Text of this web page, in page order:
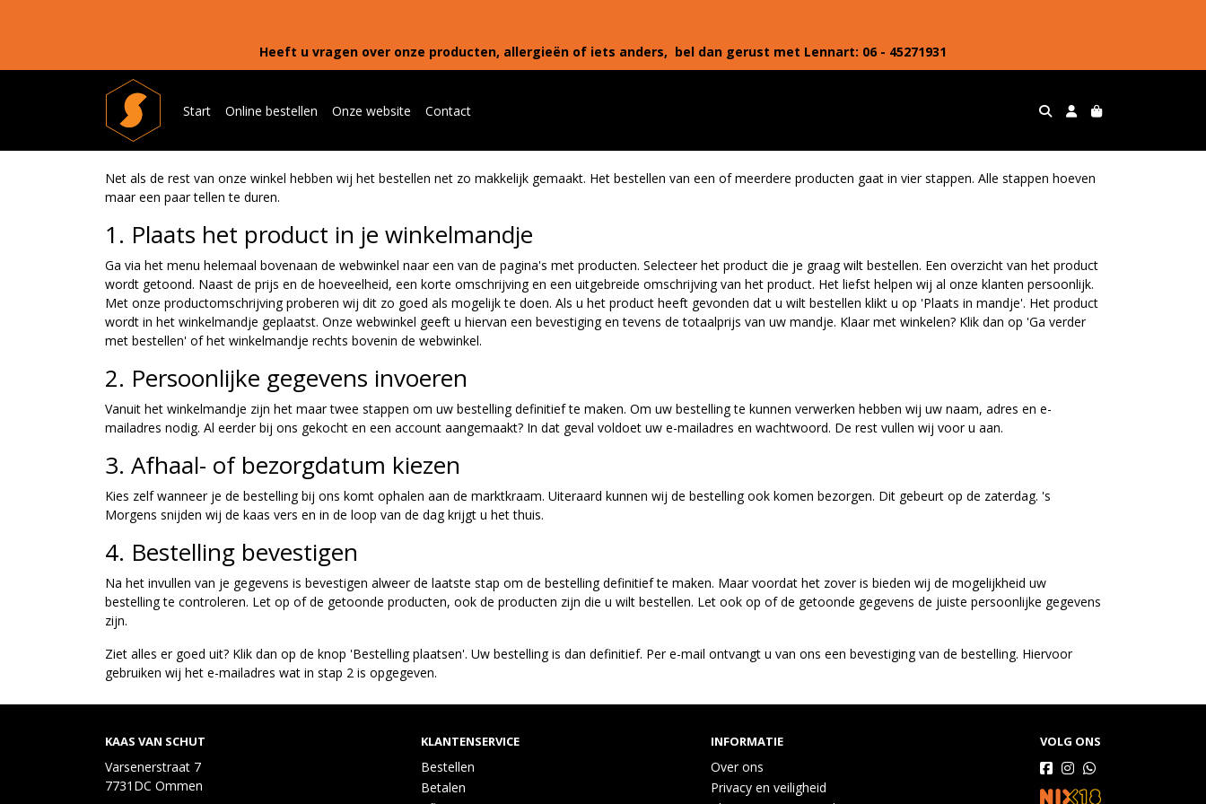
Heeft u vragen over onze producten, allergieën of iets anders, bel dan gerust met Lennart: 06 - 45271931
Start Online bestellen Onze website Contact
Net als de rest van onze winkel hebben wij het bestellen net zo makkelijk gemaakt. Het bestellen van een of meerdere producten gaat in vier stappen. Alle stappen hoeven
maar een paar tellen te duren.
1. Plaats het product in je winkelmandje
Ga via het menu helemaal bovenaan de webwinkel naar een van de pagina's met producten. Selecteer het product die je graag wilt bestellen. Een overzicht van het product
wordt getoond. Naast de prijs en de hoeveelheid, een korte omschrijving en een uitgebreide omschrijving van het product. Het liefst helpen wij al onze klanten persoonlijk.
Met onze productomschrijving proberen wij dit zo goed als mogelijk te doen. Als u het product heeft gevonden dat u wilt bestellen klikt u op 'Plaats in mandje'. Het product
wordt in het winkelmandje geplaatst. Onze webwinkel geeft u hiervan een bevestiging en tevens de totaalprijs van uw mandje. Klaar met winkelen? Klik dan op 'Ga verder
met bestellen' of het winkelmandje rechts bovenin de webwinkel.
2. Persoonlijke gegevens invoeren
Vanuit het winkelmandje zijn het maar twee stappen om uw bestelling definitief te maken. Om uw bestelling te kunnen verwerken hebben wij uw naam, adres en e-
mailadres nodig. Al eerder bij ons gekocht en een account aangemaakt? In dat geval voldoet uw e-mailadres en wachtwoord. De rest vullen wij voor u aan.
3. Afhaal- of bezorgdatum kiezen
Kies zelf wanneer je de bestelling bij ons komt ophalen aan de marktkraam. Uiteraard kunnen wij de bestelling ook komen bezorgen. Dit gebeurt op de zaterdag. 's
Morgens snijden wij de kaas vers en in de loop van de dag krijgt u het thuis.
4. Bestelling bevestigen
Na het invullen van je gegevens is bevestigen alweer de laatste stap om de bestelling definitief te maken. Maar voordat het zover is bieden wij de mogelijkheid uw
bestelling te controleren. Let op of de getoonde producten, ook de producten zijn die u wilt bestellen. Let ook op of de getoonde gegevens de juiste persoonlijke gegevens
zijn.
Ziet alles er goed uit? Klik dan op de knop 'Bestelling plaatsen'. Uw bestelling is dan definitief. Per e-mail ontvangt u van ons een bevestiging van de bestelling. Hiervoor
gebruiken wij het e-mailadres wat in stap 2 is opgegeven.
KAAS VAN SCHUT
Varsenerstraat 7
7731DC Ommen
KLANTENSERVICE
Bestellen
Betalen
INFORMATIE
Over ons
Privacy en veiligheid
VOLG ONS